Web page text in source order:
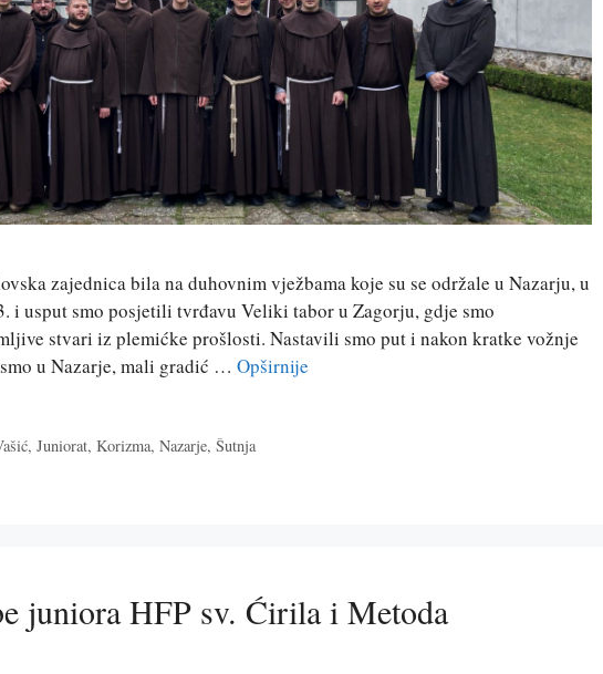
zajednica bila na duhovnim vježbama koje su se održale u Nazarju, u
i usput smo posjetili tvrđavu Veliki tabor u Zagorju, gdje smo
stvari iz plemićke prošlosti. Nastavili smo put i nakon kratke vožnje
u Nazarje, mali gradić … Opširnije
, Juniorat, Korizma, Nazarje, Šutnja
juniora HFP sv. Ćirila i Metoda